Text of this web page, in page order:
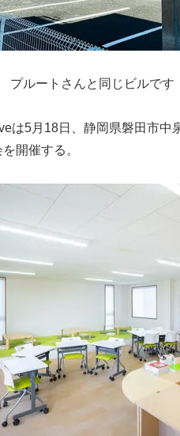
プルートさんと同じビルです
は5月18日、静岡県磐田市中
開催する。